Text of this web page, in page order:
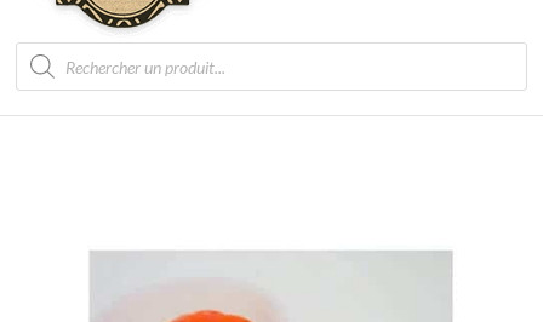
Recherche
de
produits